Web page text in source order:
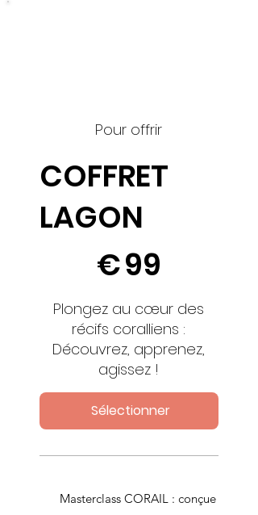
Pour offrir
COFFRET
LAGON
€99
Plongez au cœur des
récifs coralliens :
Découvrez, apprenez,
agissez !
Sélectionner
Masterclass CORAIL : conçue